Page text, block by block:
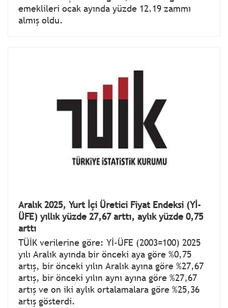
emeklileri ocak ayında yüzde 12.19 zammı
almış oldu.
Aralık 2025, Yurt İçi Üretici Fiyat Endeksi (Yİ-
ÜFE) yıllık yüzde 27,67 arttı, aylık yüzde 0,75
arttı
TÜİK verilerine göre: Yİ-ÜFE (2003=100) 2025
yılı Aralık ayında bir önceki aya göre %0,75
artış, bir önceki yılın Aralık ayına göre %27,67
artış, bir önceki yılın aynı ayına göre %27,67
artış ve on iki aylık ortalamalara göre %25,36
artış gösterdi.